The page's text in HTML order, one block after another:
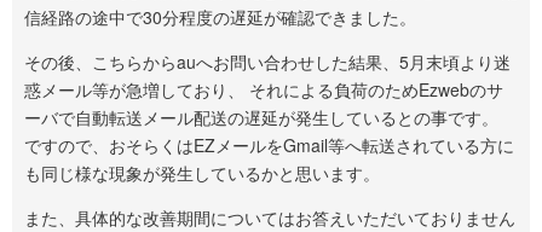
信経路の途中で30分程度の遅延が確認できました。
その後、こちらからauへお問い合わせした結果、5月末頃より迷
惑メール等が急増しており、 それによる負荷のためEzwebのサ
ーバで自動転送メール配送の遅延が発生しているとの事です。
ですので、おそらくはEZメールをGmail等へ転送されている方に
も同じ様な現象が発生しているかと思います。
また、具体的な改善期間についてはお答えいただいておりません